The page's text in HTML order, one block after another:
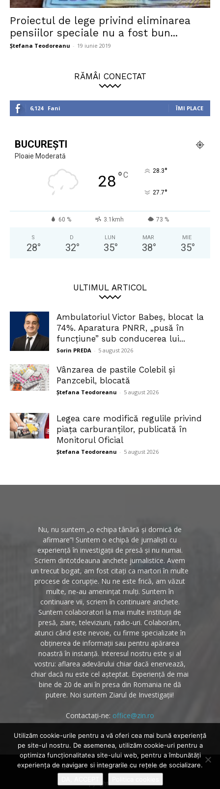
Proiectul de lege privind eliminarea
pensiilor speciale nu a fost bun...
Ștefana Teodoreanu - 19 iunie 2019
RĂMÂI CONECTAT
6,124 Fani ÎMI PLACE
BUCUREȘTI
Ploaie Moderată
28°C 28.3°
27.7°
60 % 3.1kmh 73 %
S
28°
D
32°
LUN
35°
MAR
38°
MIE
35°
ULTIMUL ARTICOL
Ambulatoriul Victor Babeș, blocat la
74%. Aparatura PNRR, „pusă în
funcțiune” sub conducerea lui...
Sorin PREDA - 5 august 2026
Vânzarea de pastile Colebil și
Panzcebil, blocată
Ștefana Teodoreanu - 5 august 2026
Legea care modifică regulile privind
piața carburanților, publicată în
Monitorul Oficial
Ștefana Teodoreanu - 5 august 2026
Nu, nu suntem „o echipa tânără și dornică de
afirmare”! Suntem o echipă de jurnaliști cu
experiență în investigații de presă și nu numai.
Scriem dintotdeauna anchete jurnalistice. Avem
un trecut bogat, am fost citați ca martori în multe
procese de corupție. Nu ne este frică, am văzut
multe, ne-au amenințat mulți. Suntem în
continuare vii, scriem în continuare anchete.
Suntem colaboratori la mai multe instituții de
presă, ziare, televiziuni, radio-uri. Colaborăm,
atunci când este nevoie, cu firme specializate în
obținerea de informații sau pentru apărarea
noastră în instanță. Interesul nostru este și al
vostru: aflarea adevărului chiar dacă enervează,
chiar dacă nu este cel așteptat. Experiență de mai
bine de 20 de ani în presa din Romania ne dă
putere. Noi suntem Ziarul de Investigații!
Contactați-ne: office@zin.ro
Despre noi Politica cookies Contact
© Copyright 2020 - Zin.ro
Utilizăm cookie-urile pentru a vă oferi cea mai bună experiență
pe site-ul nostru. De asemenea, utilizăm cookie-uri pentru a
optimiza funcţionalitatea site-ului web, pentru a îmbunătăţi
experienţa de navigare si integrarile cu reţele de socializare.